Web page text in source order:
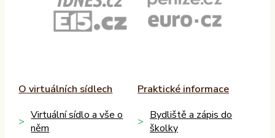
O virtuálních sídlech
Virtuální sídlo a vše o
něm
Praktické informace
Bydliště a zápis do
školky